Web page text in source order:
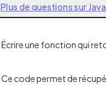
Plus de questions sur Java